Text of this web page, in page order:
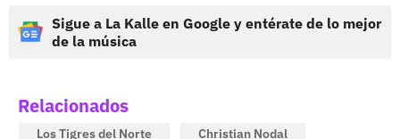
Sigue a La Kalle en Google y entérate de lo mejor
de la música
Relacionados
Los Tigres del Norte
Christian Nodal